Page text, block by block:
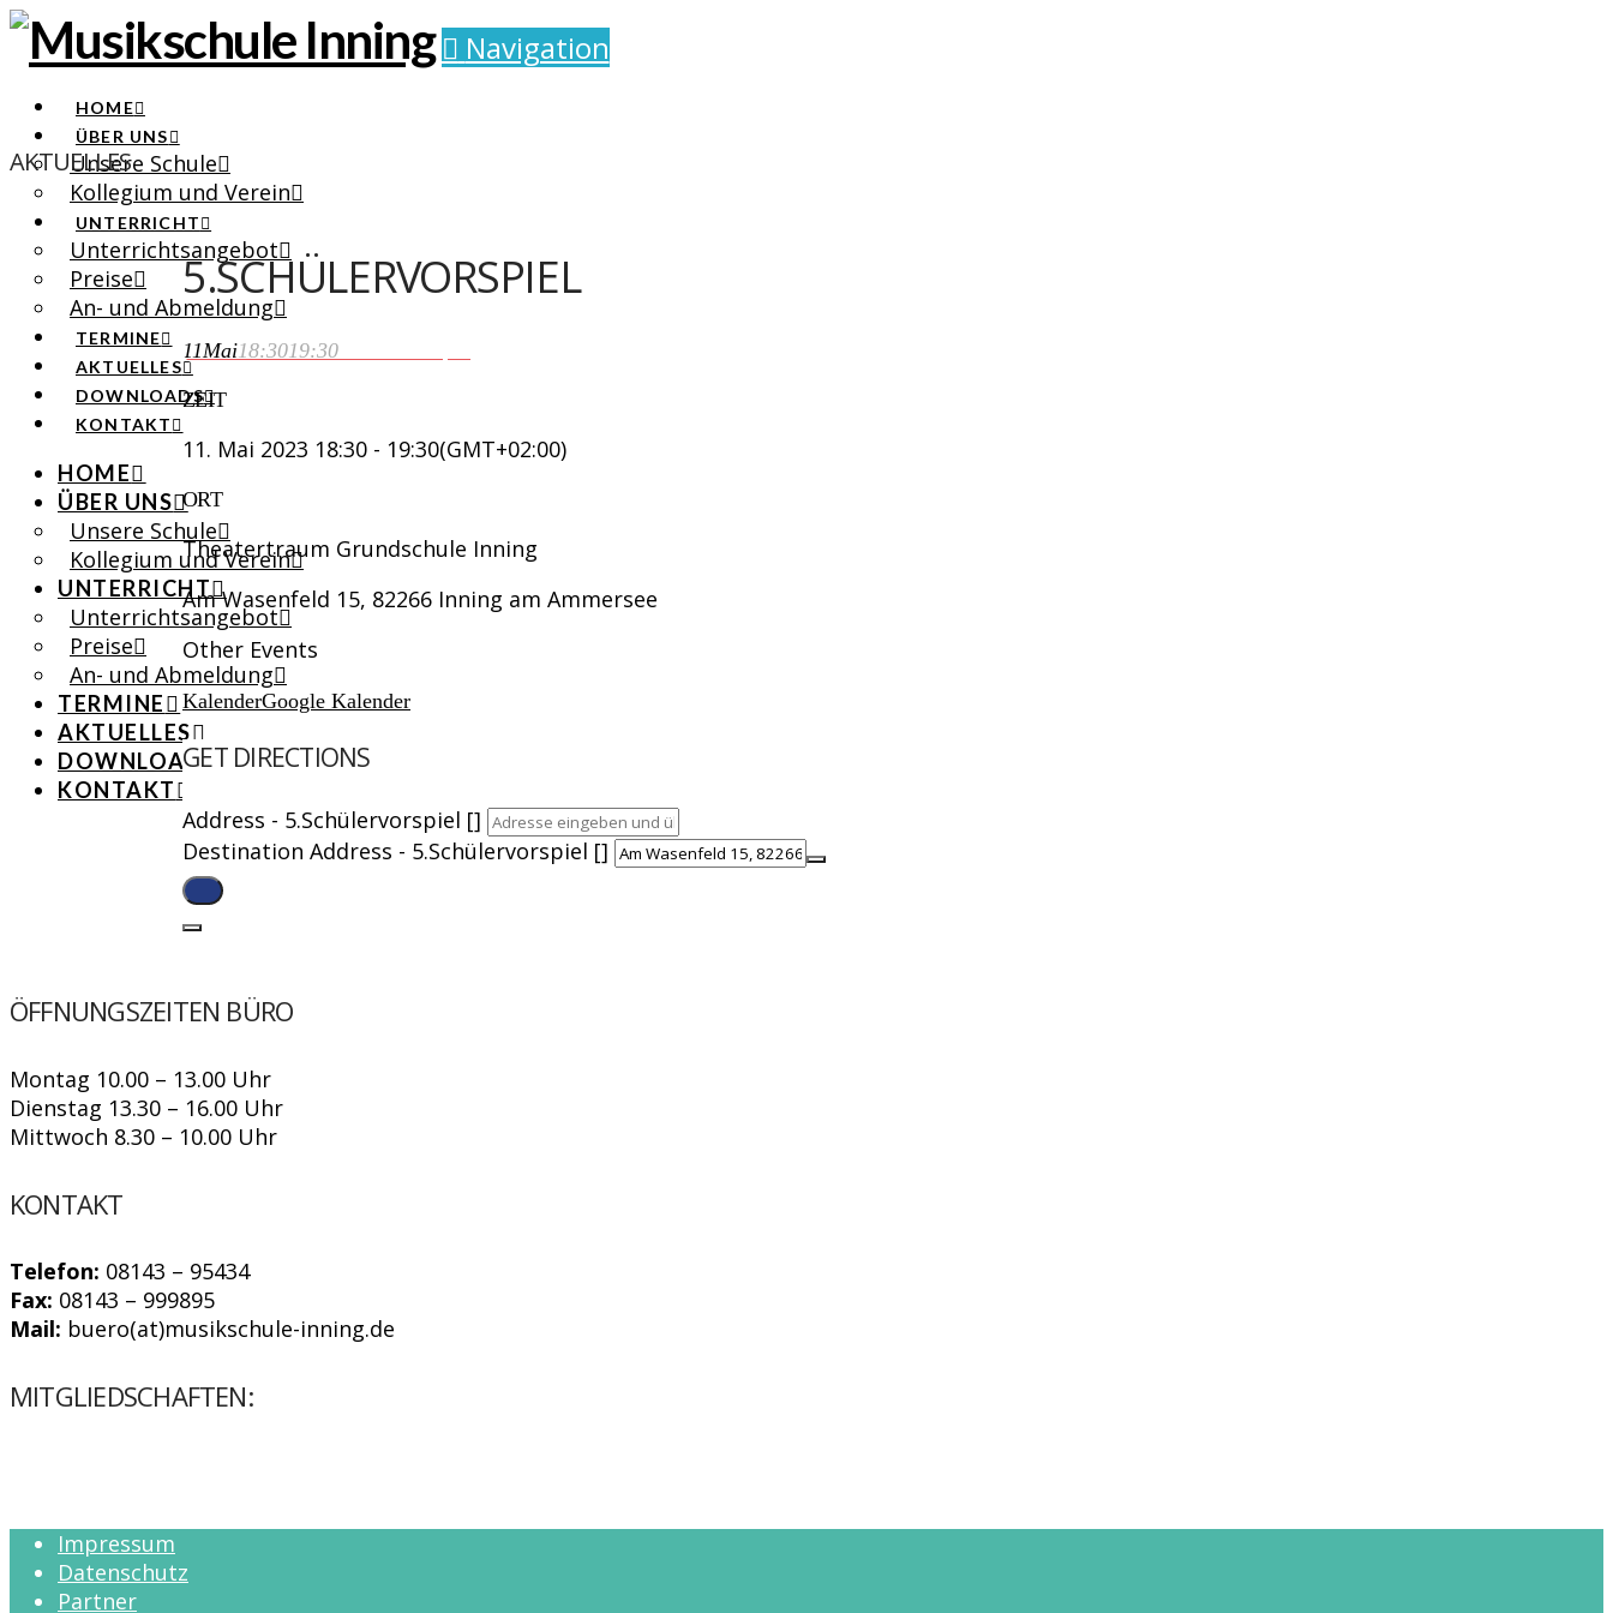
Navigation
HOME
ÜBER UNS
Unsere Schule
Kollegium und Verein
UNTERRICHT
Unterrichtsangebot
Preise
An- und Abmeldung
TERMINE
AKTUELLES
DOWNLOADS
KONTAKT
HOME
ÜBER UNS
Unsere Schule
Kollegium und Verein
UNTERRICHT
Unterrichtsangebot
Preise
An- und Abmeldung
TERMINE
AKTUELLES
DOWNLOADS
KONTAKT
AKTUELLES
5.SCHÜLERVORSPIEL
11Mai18:3019:30
ZEIT
11. Mai 2023 18:30 - 19:30(GMT+02:00)
ORT
Theatertraum Grundschule Inning
Am Wasenfeld 15, 82266 Inning am Ammersee
Other Events
KalenderGoogle Kalender
GET DIRECTIONS
Address - 5.Schülervorspiel []
Destination Address - 5.Schülervorspiel []
ÖFFNUNGSZEITEN BÜRO
Montag 10.00 – 13.00 Uhr
Dienstag 13.30 – 16.00 Uhr
Mittwoch 8.30 – 10.00 Uhr
KONTAKT
Telefon: 08143 – 95434
Fax: 08143 – 999895
Mail: buero(at)musikschule-inning.de
MITGLIEDSCHAFTEN:
Impressum
Datenschutz
Partner